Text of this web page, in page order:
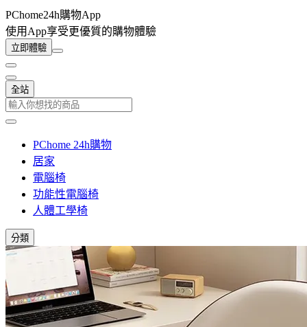
PChome24h購物App
使用App享受更優質的購物體驗
立即體驗
全站
PChome 24h購物
居家
電腦椅
功能性電腦椅
人體工學椅
分類